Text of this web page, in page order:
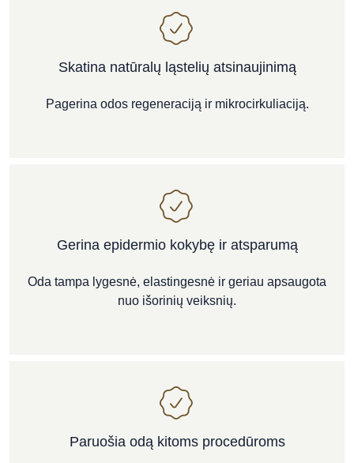
Skatina natūralų ląstelių atsinaujinimą
Pagerina odos regeneraciją ir mikrocirkuliaciją.
Gerina epidermio kokybę ir atsparumą
Oda tampa lygesnė, elastingesnė ir geriau apsaugota
nuo išorinių veiksnių.
Paruošia odą kitoms procedūroms